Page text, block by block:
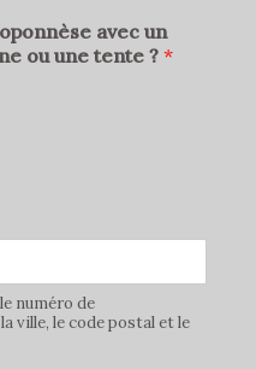
avec un
ou une tente ? *
numéro de
ville, le code postal et le